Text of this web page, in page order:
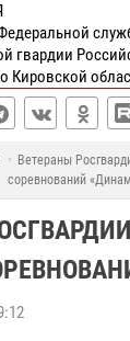
гвардии
Кировской
Ветераны
соревнований